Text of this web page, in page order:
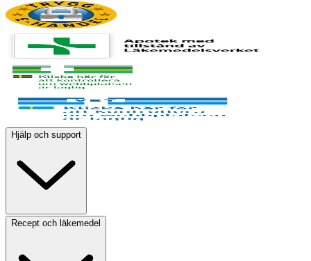
Hjälp och support
Recept och läkemedel